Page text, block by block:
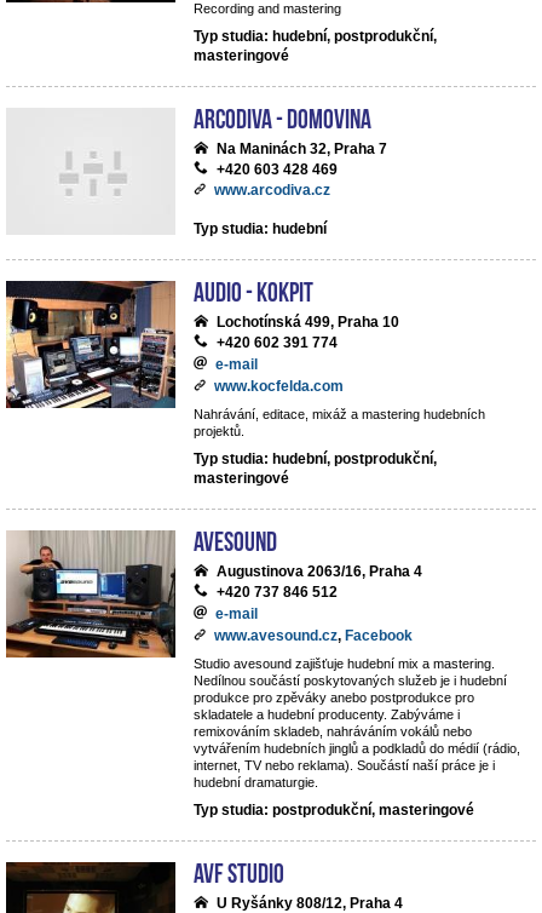
Recording and mastering
Typ studia: hudební, postprodukční,
masteringové
ArcoDiva - Domovina
Na Maninách 32, Praha 7
+420 603 428 469
www.arcodiva.cz
Typ studia: hudební
Audio - Kokpit
Lochotínská 499, Praha 10
+420 602 391 774
e-mail
www.kocfelda.com
Nahrávání, editace, mixáž a mastering hudebních
projektů.
Typ studia: hudební, postprodukční,
masteringové
avesound
Augustinova 2063/16, Praha 4
+420 737 846 512
e-mail
www.avesound.cz, Facebook
Studio avesound zajišťuje hudební mix a mastering.
Nedílnou součástí poskytovaných služeb je i hudební
produkce pro zpěváky anebo postprodukce pro
skladatele a hudební producenty. Zabýváme i
remixováním skladeb, nahráváním vokálů nebo
vytvářením hudebních jinglů a podkladů do médií (rádio,
internet, TV nebo reklama). Součástí naší práce je i
hudební dramaturgie.
Typ studia: postprodukční, masteringové
AVF STUDIO
U Ryšánky 808/12, Praha 4